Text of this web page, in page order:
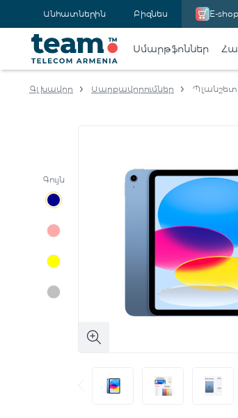
Անհատներին Բիզնես E-shop
Սմարթֆոններ
Գլխավոր Սարքավորումներ Պլանշետ
Գույն